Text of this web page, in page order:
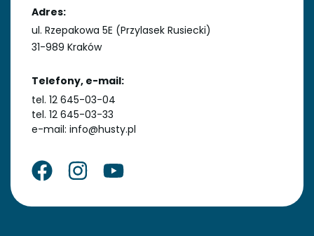
Adres:
ul. Rzepakowa 5E (Przylasek Rusiecki)
31-989 Kraków
Telefony, e-mail:
tel. 12 645-03-04
tel. 12 645-03-33
e-mail: info@husty.pl